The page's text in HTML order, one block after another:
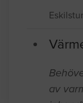
pump.